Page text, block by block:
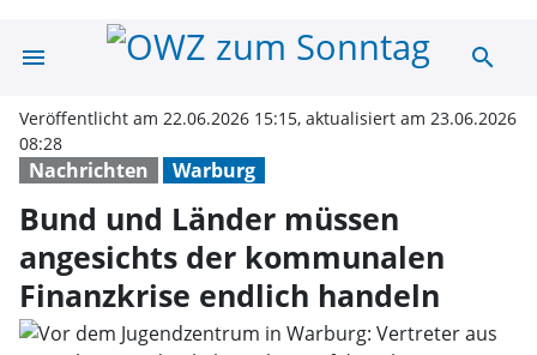
menu Bund und search
Nachrichten Warburg
Veröffentlicht am 22.06.2026 15:15, aktualisiert am 23.06.2026
08:28
Bund und Länder müssen
angesichts der kommunalen
Finanzkrise endlich handeln